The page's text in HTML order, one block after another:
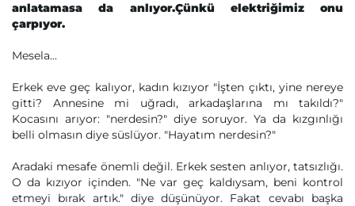
anlatamasa da anlıyor.Çünkü elektriğimiz onu
çarpıyor.
Mesela...
Erkek eve geç kalıyor, kadın kızıyor "İşten çıktı, yine nereye
gitti? Annesine mi uğradı, arkadaşlarına mı takıldı?"
Kocasını arıyor: "nerdesin?" diye soruyor. Ya da kızgınlığı
belli olmasın diye süslüyor. "Hayatım nerdesin?"
Aradaki mesafe önemli değil. Erkek sesten anlıyor, tatsızlığı.
O da kızıyor içinden. "Ne var geç kaldıysam, beni kontrol
etmeyi bırak artık." diye düşünüyor. Fakat cevabı başka